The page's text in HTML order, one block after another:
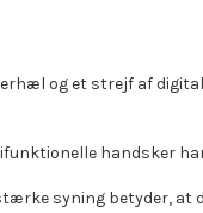
og et strejf af
handsker
syning betyder, at